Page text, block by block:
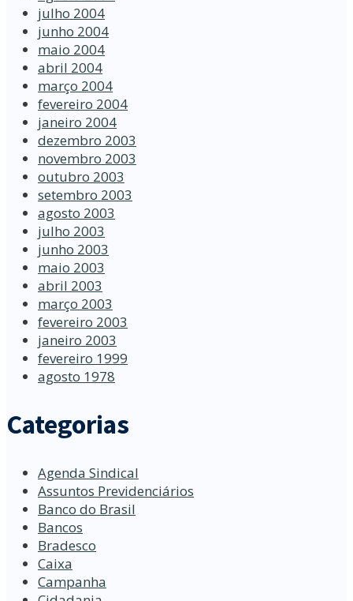
julho 2004
junho 2004
maio 2004
abril 2004
março 2004
fevereiro 2004
janeiro 2004
dezembro 2003
novembro 2003
outubro 2003
setembro 2003
agosto 2003
julho 2003
junho 2003
maio 2003
abril 2003
março 2003
fevereiro 2003
janeiro 2003
fevereiro 1999
agosto 1978
Categorias
Agenda Sindical
Assuntos Previdenciários
Banco do Brasil
Bancos
Bradesco
Caixa
Campanha